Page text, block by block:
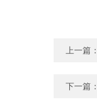
上一篇
下一篇